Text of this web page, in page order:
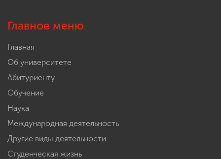
Главное меню
Главная
Об университете
Абитуриенту
Обучение
Наука
Международная деятельность
Другие виды деятельности
Студенческая жизнь